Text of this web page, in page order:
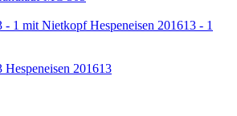
Hespeneisen 201613 - 1
Hespeneisen 201613